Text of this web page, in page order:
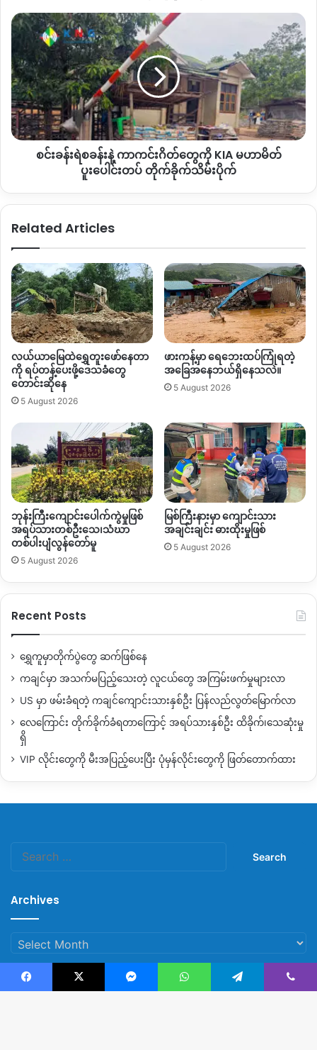
ပိုင်း ၈ နာရီလောက်မှာ စစ်တပ်ဘက်ကနေ
တစ်စီး
နဲ့
လာရောက်ဗုံးကြဲတိုက်ခိုက်တာတွေရှိခဲ့တာကြောင့်
မြို့တွင်းထိခိုက်
ပျက်စီးတာတွေရှိသလို ဒေသခံတွေလည်း ကိုယ်လွတ်ထွက်ပြေးနေ
ကြဆဲဖြစ်တယ်လို့ မိုးမောက်ဒေသခံတစ်ယောက်ကKNGကိုပြောပါ
တယ်။
“တိုက်ပွဲက ဒီကမနက် ၆ နာရီလောက်ကဖြစ်ပြီ။ ပြည်သူတစ်ချို့
ထွက်ကြပြီလို့ ပြောတယ်။ တစ်ချို့က မြို့ထဲမှာ
ကျန်နေသေး
တယ်လို့လည်းကြားတယ်။ အားလုံးက တစ်ကွဲတပြားဖြစ်ကုန်ပြီ။
စစ်သားတွေအကုန်လုံးက
မြို့ထဲကို
ဝင်ပြေးသွားပြီဖြစ်တဲ့
အတွက်
မံစီမြို့မှာလည်း ဒီကနေ့
ကောင်စီတပ်စခန်းတွေကို
စီ ခမရ ၆၀၁ တပ်ရင်းအနောက်မှာရှိတဲ့ ကာကင်းတပ်စခန်းကြီး
နေရာမှာ ၂ ဖက်တပ်အပြန်အလှန်
တိုက်ပွဲပြင်းထန်နေဆဲဖြစ်တယ်လို့
မံစီဒေသခံတွေကပြောပါတယ်။
လက်ရှိတိုက်ပွဲဖြစ်ပွားနေတဲ့ မြို့နယ် ၃ နေရာမှာ တိုက်ပွဲပြင်းထန်နေ
ဆဲဖြစ်တာကြောင့် ထိခိုက်သေဆုံးမှုအသေးစိတ်ကို သိရှိဖို့ရန် ခက်ခဲ
နေဆဲဖြစ်ပါတယ်။
Copy URL
ခိုင်း
နေ
စင်း
ခန်း
ရဲစခန်း
နဲ့
ကာ
ကင်း
ဂိတ်
တွေ
ကို
သိမ်းပိုက်
စင်းခန်းရဲစခန်းနဲ့ ကာကင်းဂိတ်တွေကို KIA မဟာမိတ်
ပူးပေါင်းတပ် တိုက်ခိုက်သိမ်းပိုက်
Related Articles
လယ်ယာမြေထဲရွှေတူးဖော်နေတာ
ကို ရပ်တန့်ပေးဖို့ဒေသခံတွေ
တောင်းဆိုနေ
5 August 2026
ဖားကန့်မှာ ရေဘေးထပ်ကြုံရတဲ့
အခြေအနေဘယ်ရှိနေသလဲ။
5 August 2026
ဘုန်းကြီးကျောင်းပေါက်ကွဲမှုဖြစ်
အရပ်သားတစ်ဦးသေ၊သံဃာ
တစ်ပါးပျံလွန်တော်မူ
5 August 2026
မြစ်ကြီးနားမှာ ကျောင်းသား
အချင်းချင်း ဓားထိုးမှုဖြစ်
5 August 2026
Recent Posts
ရွှေကူမှာတိုက်ပွဲတွေ ဆက်ဖြစ်နေ
ကချင်မှာ အသက်မပြည့်သေးတဲ့ လူငယ်တွေ အကြမ်းဖက်မှုများလာ
US မှာ ဖမ်းခံရတဲ့ ကချင်ကျောင်းသားနှစ်ဦး ပြန်လည်လွတ်မြောက်လာ
လေကြောင်း တိုက်ခိုက်ခံရတာကြောင့် အရပ်သားနှစ်ဦး ထိခိုက်၊သေဆုံးမှု
ရှိ
VIP လိုင်းတွေကို မီးအပြည့်ပေးပြီး ပုံမှန်လိုင်းတွေကို ဖြတ်တောက်ထား
Archives
Archives
Facebook X Messenger WhatsApp Telegram Viber